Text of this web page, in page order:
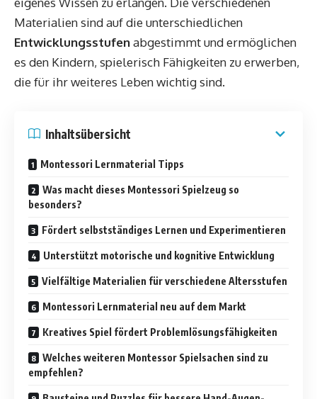
Materialien sind auf die unterschiedlichen
Entwicklungsstufenabgestimmt und ermöglichen
es den Kindern, spielerisch Fähigkeiten zu erwerben,
die für ihr weiteres Leben wichtig sind.
Inhaltsübersicht
Montessori Lernmaterial Tipps
Was macht dieses Montessori Spielzeug so
besonders?
Fördert selbstständiges Lernen und Experimentieren
Unterstützt motorische und kognitive Entwicklung
Vielfältige Materialien für verschiedene Altersstufen
Montessori Lernmaterial neu auf dem Markt
Kreatives Spiel fördert Problemlösungsfähigkeiten
Welches weiteren Montessor Spielsachen sind zu
empfehlen?